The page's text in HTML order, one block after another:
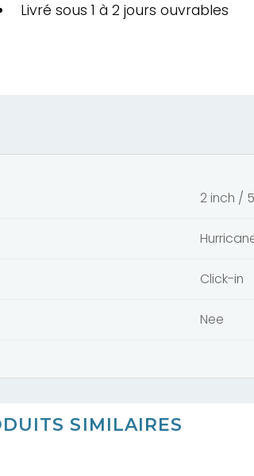
Livré sous 1 à 2 jours ouvrables
2 inch /
Click-in
Nee
SIMILAIRES